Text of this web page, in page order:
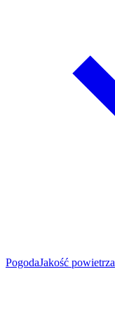
PogodaJakość powietrza